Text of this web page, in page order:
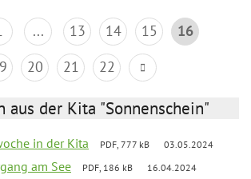
... 13 14 15
16
20 21 22
aus der Kita "Sonnenschein"
in der Kita PDF, 777 kB 03.05.2024
am See PDF, 186 kB 16.04.2024